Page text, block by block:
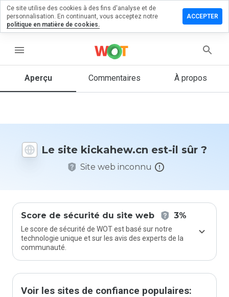
menu
Aperçu Commentaires À propos
Le site kickahew.cn est-il sûr ?
Site web inconnu
Score de sécurité du site web 3%
Le score de sécurité de WOT est basé sur notre
technologie unique et sur les avis des experts de la
communauté.
Voir les sites de confiance populaires:
un
1 et 5
vous à ce
site ?
Ce site utilise des cookies à des fins d'analyse et de
personnalisation. En continuant, vous acceptez notre
politique en matière de cookies.
ACCEPTER